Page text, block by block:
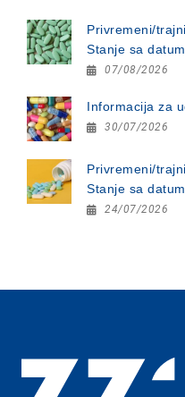
Privremeni/
Stanje sa
07/08/2026
Informacija za
30/07/2026
Privremeni/
Stanje sa
24/07/2026